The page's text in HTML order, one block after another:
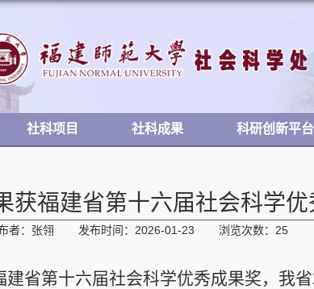
社科项目 社科成果 科研创新平台
获福建省第十六届社会科学
者：张翎 发布时间：2026-01-23 浏览次数： 25
省第十六届社会科学优秀成果奖，我省